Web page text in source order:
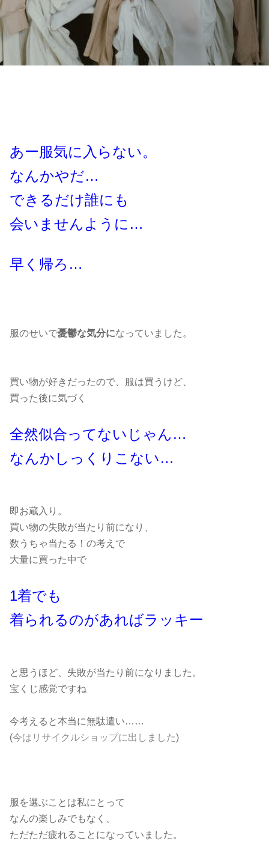
あー服気に入らない。
なんかやだ…
できるだけ誰にも
会いませんように…
早く帰ろ…
服のせいで憂鬱な気分になっていました。
買い物が好きだったので、服は買うけど、
買った後に気づく
全然似合ってないじゃん…
なんかしっくりこない…
即お蔵入り。
買い物の失敗が当たり前になり、
数うちゃ当たる！の考えで
大量に買った中で
1着でも
着られるのがあればラッキー
と思うほど、失敗が当たり前になりました。
宝くじ感覚ですね
今考えると本当に無駄遣い……
(今はリサイクルショップに出しました)
服を選ぶことは私にとって
なんの楽しみでもなく、
ただただ疲れることになっていました。